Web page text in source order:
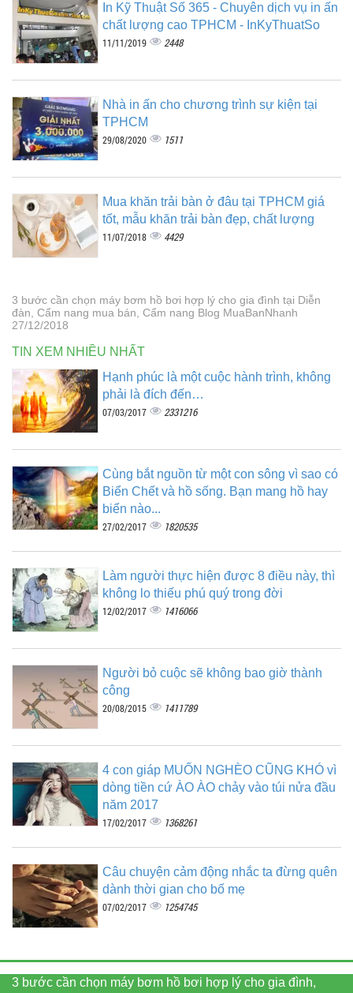
In Kỹ Thuật Số 365 - Chuyên dịch vụ in ấn
chất lượng cao TPHCM - InKyThuatSo
11/11/2019 2448
Nhà in ấn cho chương trình sự kiện tại
TPHCM
29/08/2020 1511
Mua khăn trải bàn ở đâu tại TPHCM giá
tốt, mẫu khăn trải bàn đẹp, chất lượng
11/07/2018 4429
3 bước cần chọn máy bơm hồ bơi hợp lý cho gia đình tại Diễn
đàn, Cẩm nang mua bán, Cẩm nang Blog MuaBanNhanh
27/12/2018
TIN XEM NHIỀU NHẤT
Hạnh phúc là một cuộc hành trình, không
phải là đích đến…
07/03/2017 2331216
Cùng bắt nguồn từ một con sông vì sao có
Biển Chết và hồ sống. Bạn mang hồ hay
biển nào...
27/02/2017 1820535
Làm người thực hiện được 8 điều này, thì
không lo thiếu phú quý trong đời
12/02/2017 1416066
Người bỏ cuộc sẽ không bao giờ thành
công
20/08/2015 1411789
4 con giáp MUỐN NGHÈO CŨNG KHÓ vì
dòng tiền cứ ÀO ÀO chảy vào túi nửa đầu
năm 2017
17/02/2017 1368261
Câu chuyện cảm động nhắc ta đừng quên
dành thời gian cho bố mẹ
07/02/2017 1254745
3 bước cần chọn máy bơm hồ bơi hợp lý cho gia đình,